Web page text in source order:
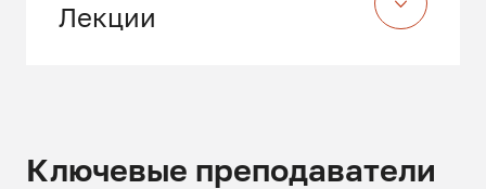
Лекции
архитектуры населением
Ключевые преподаватели